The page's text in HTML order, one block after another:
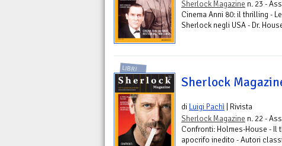
Sherlock Magazine n. 23 -
Cinema Anni 80: il thrilling -
Sherlock negli USA - Dr.
LIBRI
Sherlock
di Luigi Pachì | Rivista
Sherlock Magazine n. 22 -
Confronti: Holmes-House - Il
apocrifo inedito - Autori